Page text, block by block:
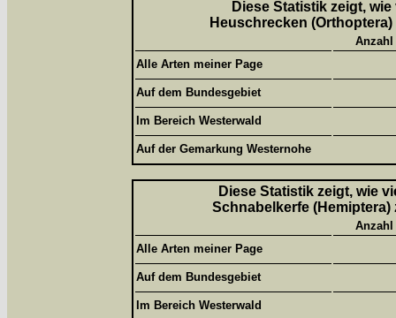
Diese Statistik zeigt,
Heuschrecken
Alle Arten meiner Page
Auf dem Bundesgebiet
Im Bereich Westerwald
Auf der Gemarkung Westernohe
Diese Statistik zeigt, wie
Schnabelkerfe
Alle Arten meiner Page
Auf dem Bundesgebiet
Im Bereich Westerwald